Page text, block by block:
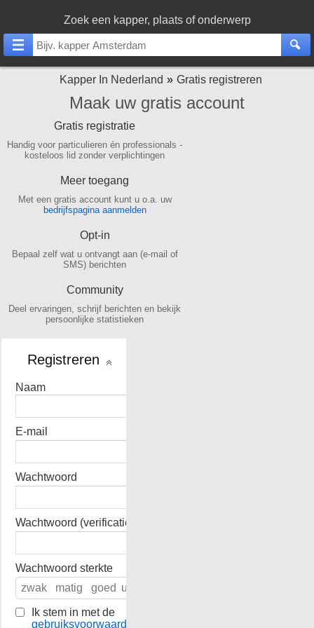
Zoek een kapper, plaats of onderwerp
Kapper In Nederland Gratis registreren
Maak uw gratis account
Gratis registratie
Handig voor particulieren én professionals -
kosteloos lid zonder verplichtingen
Meer toegang
Met een gratis account kunt u o.a. uw
bedrijfspagina aanmelden
Opt-in
Bepaal zelf wat u ontvangt aan (e-mail of
SMS) berichten
Community
Deel ervaringen, schrijf berichten en bekijk
persoonlijke statistieken
Registreren
Naam
E-mail
Wachtwoord
Wachtwoord (verificatie)
Wachtwoord sterkte
zwak
matig goed uitstekend
Ik stem in met de
gebruiksvoorwaarden